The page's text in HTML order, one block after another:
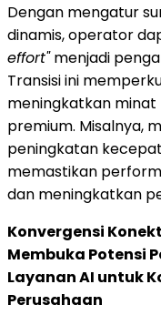
Dengan mengatur
dinamis, operator
effort"menjadi
Transisi ini
meningkatkan
premium. Misalnya,
peningkatan
memastikan
dan meningkatkan
Konvergensi
Membuka Potensi
Layanan AI untuk
Perusahaan